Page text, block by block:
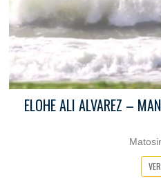
ELOHE ALI ALVAREZ –
VER